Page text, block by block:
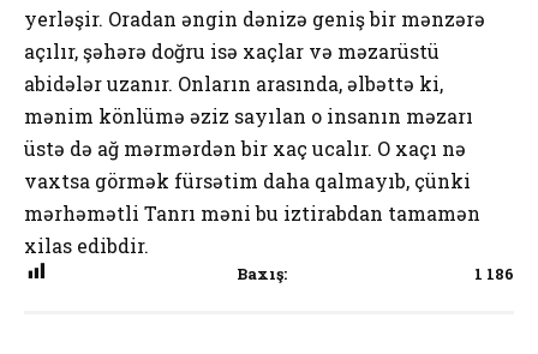
yerləşir. Oradan əngin dənizə geniş bir mənzərə
açılır, şəhərə doğru isə xaçlar və məzarüstü
abidələr uzanır. Onların arasında, əlbəttə ki,
mənim könlümə əziz sayılan o insanın məzarı
üstə də ağ mərmərdən bir xaç ucalır. O xaçı nə
vaxtsa görmək fürsətim daha qalmayıb, çünki
mərhəmətli Tanrı məni bu iztirabdan tamamən
xilas edibdir.
Baxış: 1 186